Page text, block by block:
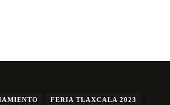
FERIA TLAXCALA 2023